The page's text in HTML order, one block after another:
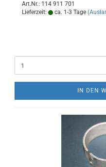
Art.Nr.: 114 911 701
Lieferzeit:
ca. 1-3 Tage
IN DEN